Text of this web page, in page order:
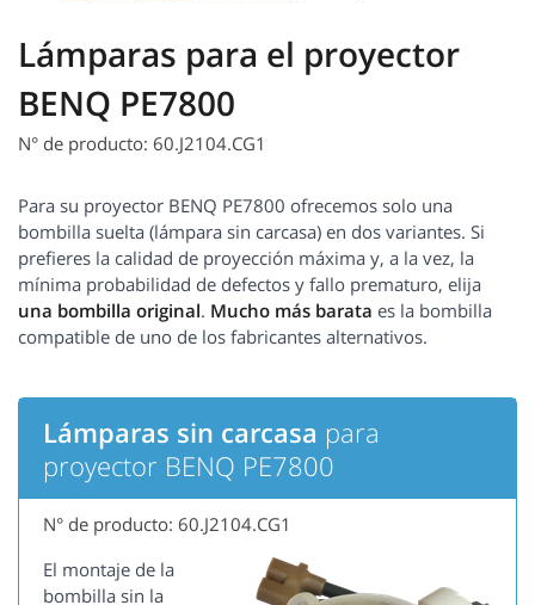
Lámparas para el proyector
BENQ PE7800
N° de producto: 60.J2104.CG1
Para su proyector BENQ PE7800 ofrecemos solo una
bombilla suelta (lámpara sin carcasa) en dos variantes. Si
prefieres la calidad de proyección máxima y, a la vez, la
mínima probabilidad de defectos y fallo prematuro, elija
una bombilla original. Mucho más barata es la bombilla
compatible de uno de los fabricantes alternativos.
Lámparas sin carcasa para
proyector BENQ PE7800
N° de producto: 60.J2104.CG1
El montaje de la
bombilla sin la